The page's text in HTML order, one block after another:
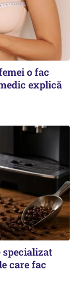
o fac
explică
specializat
care fac